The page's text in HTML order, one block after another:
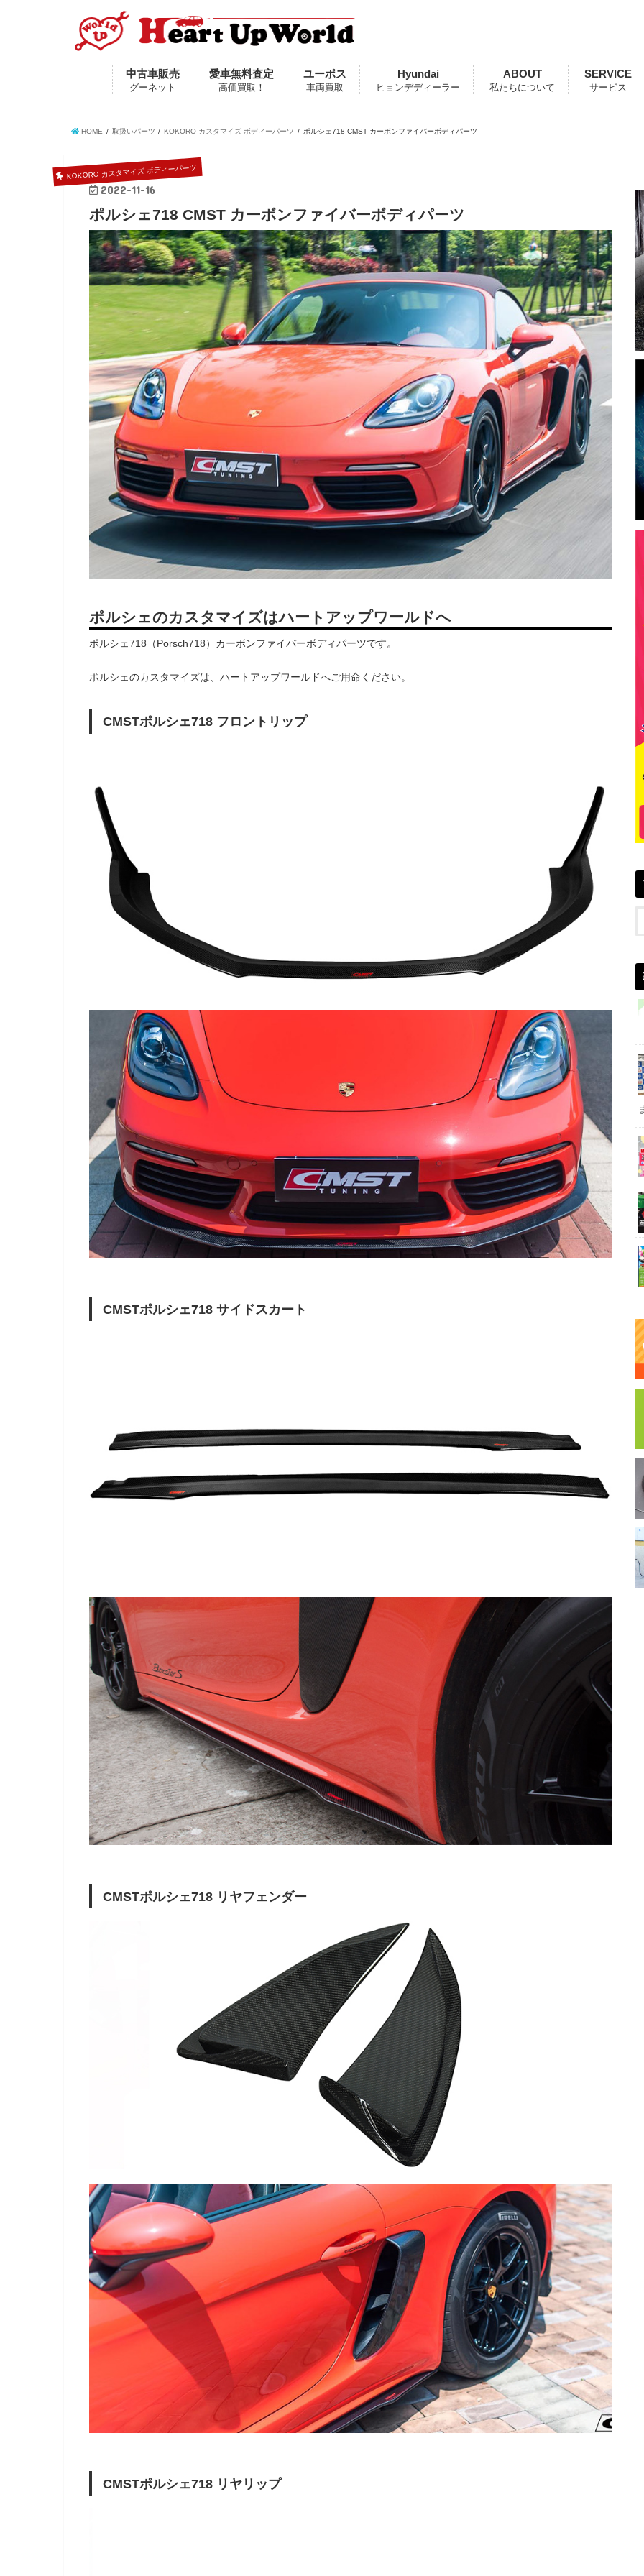
中古車販売
グーネット
愛車無料査定
高価買取！
ユーポス
車両買取
Hyundai
ヒョンデディーラー
ABOUT
私たちについて
SERVICE
サービス
HOME 取扱いパーツ KOKORO カスタマイズ ボディーパーツ ポルシェ718 CMST カーボンファイバーボディパーツ
KOKORO カスタマイズ ボディーパーツ
2022-11-16
ポルシェ718 CMST カーボンファイバーボディパーツ
ポルシェのカスタマイズはハートアップワールドへ
ポルシェ718（Porsch718）カーボンファイバーボディパーツです。
ポルシェのカスタマイズは、ハートアップワールドへご用命ください。
CMSTポルシェ718 フロントリップ
CMSTポルシェ718 サイドスカート
CMSTポルシェ718 リヤフェンダー
CMSTポルシェ718 リヤリップ